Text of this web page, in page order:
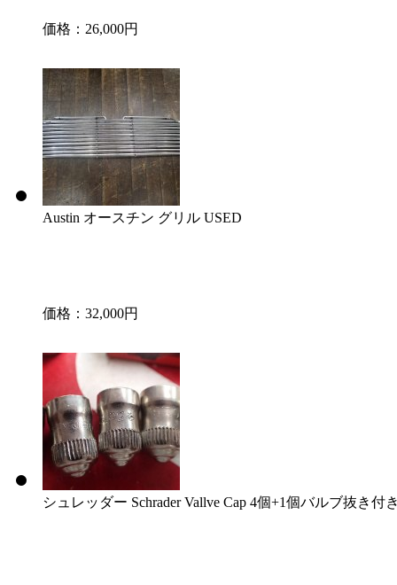
価格：26,000円
Austin オースチン グリル USED
価格：32,000円
シュレッダー Schrader Vallve Cap 4個+1個バルブ抜き付